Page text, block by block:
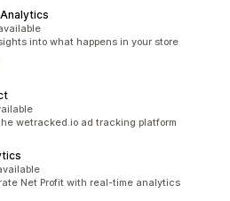
into what happens in your store
wetracked.io ad tracking platform
Net Profit with real-time analytics